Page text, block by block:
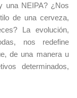
una NEIPA? ¿Nos
de una cerveza,
La evolución,
nos redefine
de una manera u
determinados,